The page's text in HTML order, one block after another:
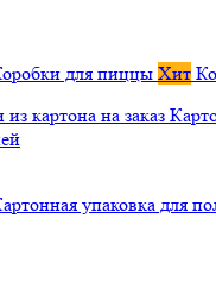
для пиццы Хит
картона на заказ
упаковка для